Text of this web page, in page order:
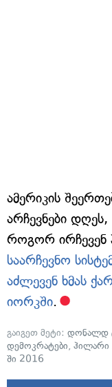
ამერიკის
არჩევნები
როგორ ირჩევენ
საარჩევნო
აძლევენ ხმას
იორკში.
გაიგეთ მეტი: დონალდ
დემოკრატები, ჰილარი
ში 2016